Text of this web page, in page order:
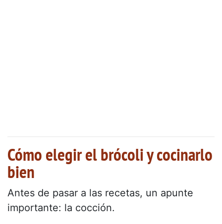
Cómo elegir el brócoli y cocinarlo
bien
Antes de pasar a las recetas, un apunte
importante: la cocción.